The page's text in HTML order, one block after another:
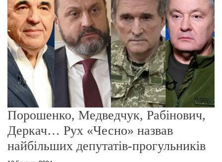
и
м
у
Порошенко, Медведчук, Рабінович,
Деркач… Рух «Чесно» назвав
найбільших депутатів-прогульників